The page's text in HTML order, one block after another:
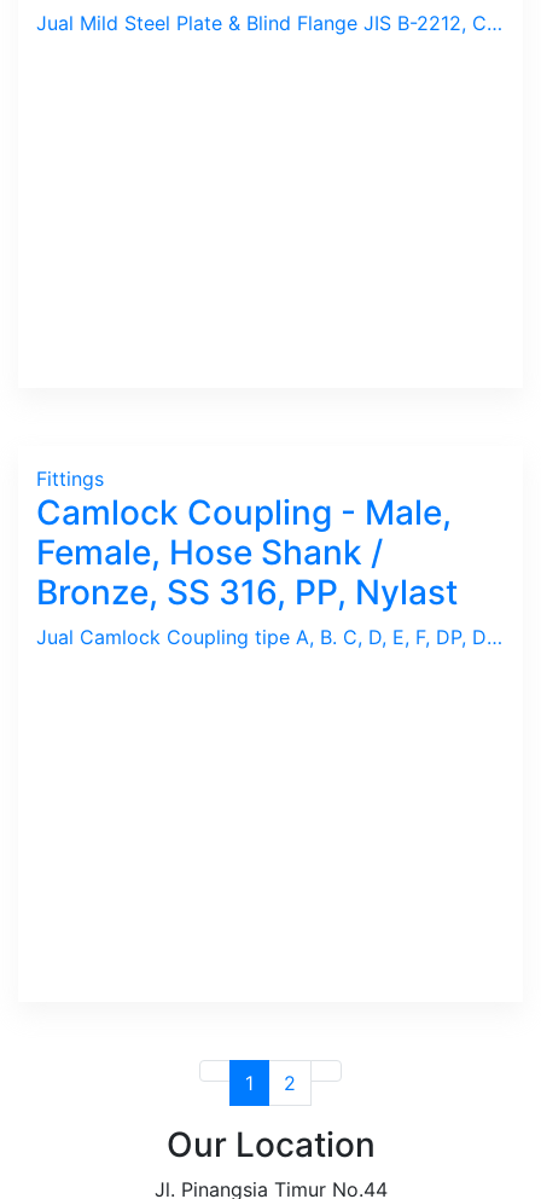
Jual Mild Steel Plate & Blind Flange JIS B-2212, Class JIS 10K, 16K, 20K dengan ukuran 1/2", 3/4", 1", 11/4", 11/2", 2", 3", 4", 5", 6", 8', 10", 12", 14", 16". 18", 20", 22", 24".
Fittings
Camlock Coupling - Male,
Female, Hose Shank /
Bronze, SS 316, PP, Nylast
Jual Camlock Coupling tipe A, B. C, D, E, F, DP, DC. Male, Female thread, Hose Shank untuk Hose Joint / sambungan Selang. Terdapat bermacam jenis materials / Kuningan, Stainless, PP/Polypropelene, Nylast.
1 2
Our Location
Jl. Pinangsia Timur No.44